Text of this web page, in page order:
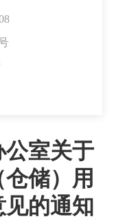
公室关于
储）用
的通知